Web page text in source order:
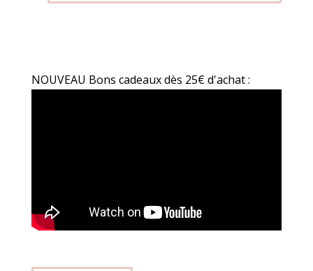
NOUVEAU Bons cadeaux dès 25€ d'achat :